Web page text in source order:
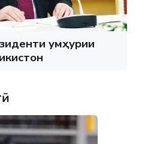
Ҷумҳурии